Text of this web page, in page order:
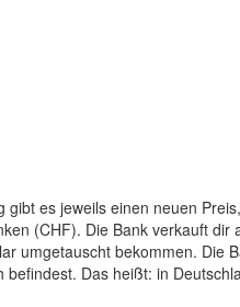
es jeweils einen neuen
(CHF). Die Bank verkauft
umgetauscht bekommen. Die
Das heißt: in